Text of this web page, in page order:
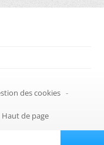
des cookies -
Haut de page